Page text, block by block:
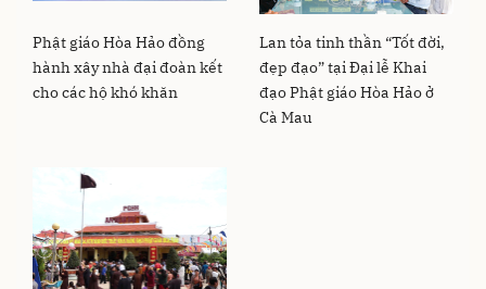
Phật giáo Hòa Hảo đồng
hành xây nhà đại đoàn kết
cho các hộ khó khăn
Lan tỏa tinh thần “Tốt đời,
đẹp đạo” tại Đại lễ Khai
đạo Phật giáo Hòa Hảo ở
Cà Mau